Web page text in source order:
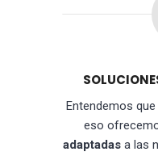
Entendemos
eso
adaptadasa las